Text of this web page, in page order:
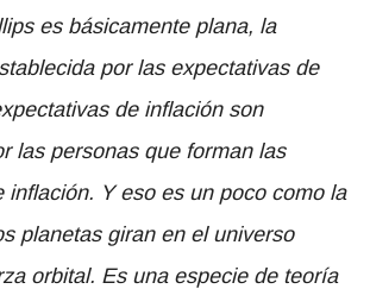
es básicamente plana, la
por las expectativas de
de inflación son
las personas que forman las
inflación. Y eso es un poco como la
planetas giran en el universo
orbital. Es una especie de teoría